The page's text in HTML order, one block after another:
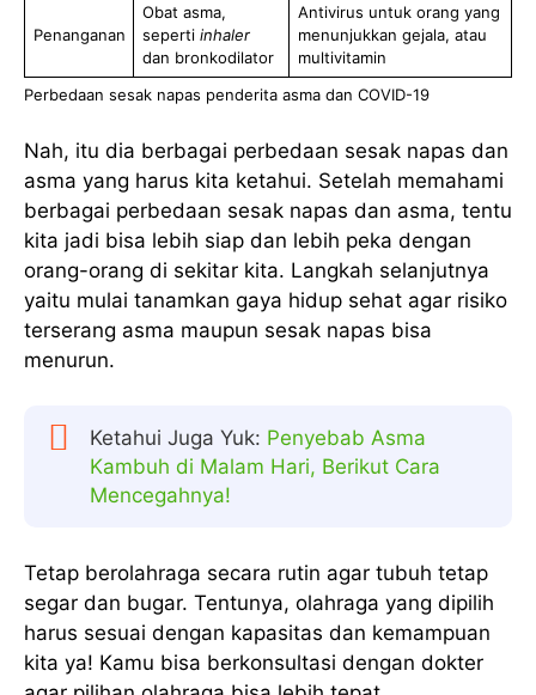
Penanganan
Obat asma,
seperti inhaler
dan bronkodilator
Antivirus untuk orang yang
menunjukkan gejala, atau
multivitamin
Perbedaan sesak napas penderita asma dan COVID-19
Nah, itu dia berbagai perbedaan sesak napas dan
asma yang harus kita ketahui. Setelah memahami
berbagai perbedaan sesak napas dan asma, tentu
kita jadi bisa lebih siap dan lebih peka dengan
orang-orang di sekitar kita. Langkah selanjutnya
yaitu mulai tanamkan gaya hidup sehat agar risiko
terserang asma maupun sesak napas bisa
menurun.
Ketahui Juga Yuk: Penyebab Asma
Kambuh di Malam Hari, Berikut Cara
Mencegahnya!
Tetap berolahraga secara rutin agar tubuh tetap
segar dan bugar. Tentunya, olahraga yang dipilih
harus sesuai dengan kapasitas dan kemampuan
kita ya! Kamu bisa berkonsultasi dengan dokter